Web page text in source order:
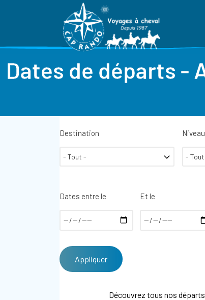
Dates de départs -
Destination Niveau
Dates entre le Et le
Découvrez tous nos